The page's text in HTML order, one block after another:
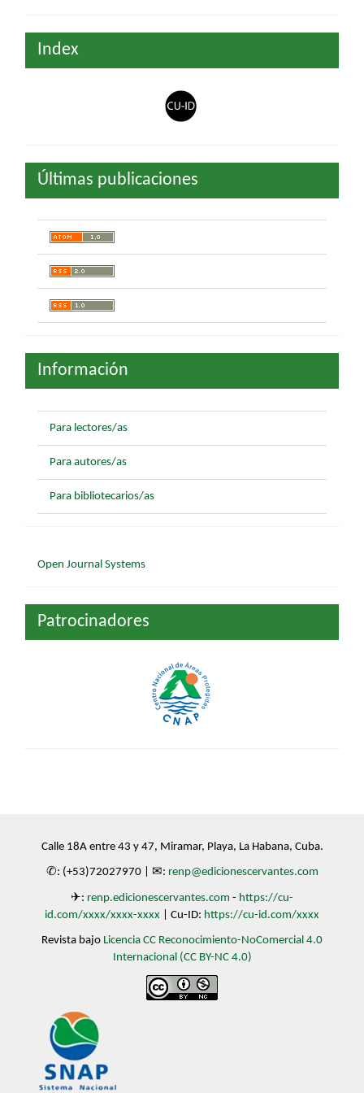
Index
Últimas publicaciones
Información
Para lectores/as
Para autores/as
Para bibliotecarios/as
por
Open Journal Systems
Patrocinadores
Calle 18A entre 43 y 47, Miramar, Playa, La Habana, Cuba.
✆: (+53)72027970 | ✉: renp@edicionescervantes.com
✈: renp.edicionescervantes.com - https://cu-
id.com/xxxx/xxxx-xxxx | Cu-ID: https://cu-id.com/xxxx
Revista bajo Licencia CC Reconocimiento-NoComercial 4.0
Internacional (CC BY-NC 4.0)